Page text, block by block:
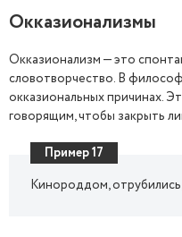
Окказионализмы
Окказионализм — это
словотворчество. В
окказиональных причинах.
говорящим, чтобы закрыть
Пример 17
Кинороддом,